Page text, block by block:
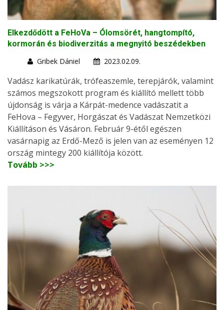
Elkezdődött a FeHoVa – Ólomsörét, hangtompító,
kormorán és biodiverzitás a megnyitó beszédekben
Gribek Dániel
2023.02.09.
Vadász karikatúrák, trófeaszemle, terepjárók, valamint
számos megszokott program és kiállító mellett több
újdonság is várja a Kárpát-medence vadászatit a
FeHova – Fegyver, Horgászat és Vadászat Nemzetközi
Kiállításon és Vásáron. Február 9-étől egészen
vasárnapig az Erdő-Mező is jelen van az eseményen 12
ország mintegy 200 kiállítója között.
Tovább >>>